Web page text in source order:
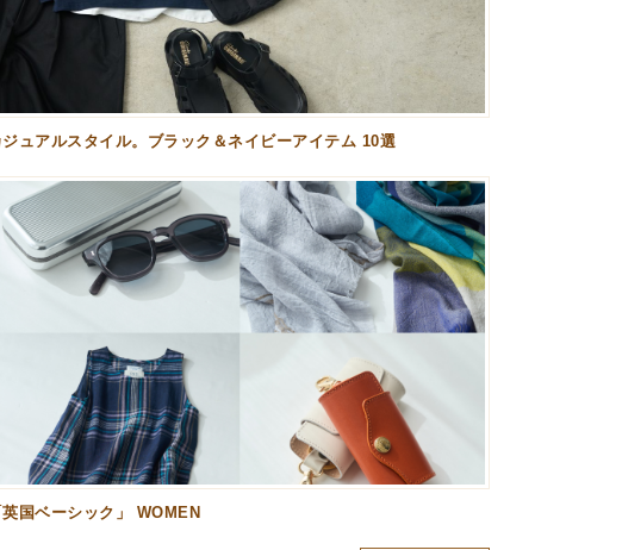
ュアルスタイル。ブラック＆ネイビーアイテム 10選
国ベーシック」 WOMEN